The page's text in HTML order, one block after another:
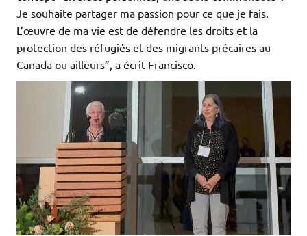
Je souhaite partager ma passion pour ce que je fais.
L’œuvre de ma vie est de défendre les droits et la
protection des réfugiés et des migrants précaires au
Canada ou ailleurs”, a écrit Francisco.